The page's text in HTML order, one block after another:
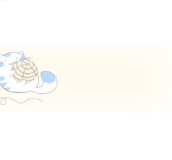
17
оф. 1403